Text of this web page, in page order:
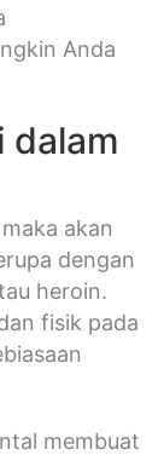
Anda
dalam
akan
dengan
heroin.
fisik pada
membuat